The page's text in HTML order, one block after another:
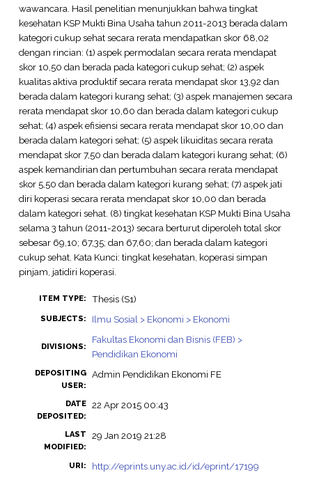
wawancara. Hasil penelitian menunjukkan bahwa tingkat
kesehatan KSP Mukti Bina Usaha tahun 2011-2013 berada dalam
kategori cukup sehat secara rerata mendapatkan skor 68,02
dengan rincian: (1) aspek permodalan secara rerata mendapat
skor 10,50 dan berada pada kategori cukup sehat; (2) aspek
kualitas aktiva produktif secara rerata mendapat skor 13,92 dan
berada dalam kategori kurang sehat; (3) aspek manajemen secara
rerata mendapat skor 10,60 dan berada dalam kategori cukup
sehat; (4) aspek efisiensi secara rerata mendapat skor 10,00 dan
berada dalam kategori sehat; (5) aspek likuiditas secara rerata
mendapat skor 7,50 dan berada dalam kategori kurang sehat; (6)
aspek kemandirian dan pertumbuhan secara rerata mendapat
skor 5,50 dan berada dalam kategori kurang sehat; (7) aspek jati
diri koperasi secara rerata mendapat skor 10,00 dan berada
dalam kategori sehat. (8) tingkat kesehatan KSP Mukti Bina Usaha
selama 3 tahun (2011-2013) secara berturut diperoleh total skor
sebesar 69,10; 67,35; dan 67,60; dan berada dalam kategori
cukup sehat. Kata Kunci: tingkat kesehatan, koperasi simpan
pinjam, jatidiri koperasi.
ITEM TYPE: Thesis (S1)
SUBJECTS: Ilmu Sosial > Ekonomi > Ekonomi
DIVISIONS:
Fakultas Ekonomi dan Bisnis (FEB) >
Pendidikan Ekonomi
DEPOSITING
USER:
Admin Pendidikan Ekonomi FE
DATE
DEPOSITED:
22 Apr 2015 00:43
LAST
MODIFIED:
29 Jan 2019 21:28
URI: http://eprints.uny.ac.id/id/eprint/17199